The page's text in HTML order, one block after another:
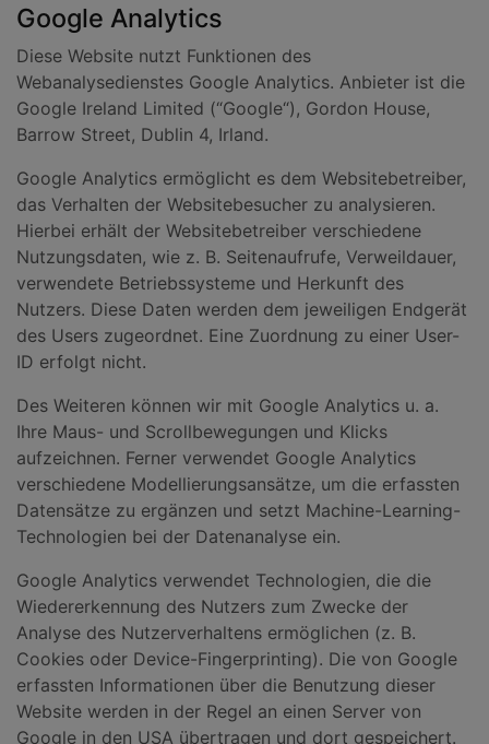
Google Analytics
Diese Website nutzt Funktionen des
Webanalysedienstes Google Analytics. Anbieter ist die
Google Ireland Limited (“Google“), Gordon House,
Barrow Street, Dublin 4, Irland.
Google Analytics ermöglicht es dem Websitebetreiber,
das Verhalten der Websitebesucher zu analysieren.
Hierbei erhält der Websitebetreiber verschiedene
Nutzungsdaten, wie z. B. Seitenaufrufe, Verweildauer,
verwendete Betriebssysteme und Herkunft des
Nutzers. Diese Daten werden dem jeweiligen Endgerät
des Users zugeordnet. Eine Zuordnung zu einer User-
ID erfolgt nicht.
Des Weiteren können wir mit Google Analytics u. a.
Ihre Maus- und Scrollbewegungen und Klicks
aufzeichnen. Ferner verwendet Google Analytics
verschiedene Modellierungsansätze, um die erfassten
Datensätze zu ergänzen und setzt Machine-Learning-
Technologien bei der Datenanalyse ein.
Google Analytics verwendet Technologien, die die
Wiedererkennung des Nutzers zum Zwecke der
Analyse des Nutzerverhaltens ermöglichen (z. B.
Cookies oder Device-Fingerprinting). Die von Google
erfassten Informationen über die Benutzung dieser
Website werden in der Regel an einen Server von
Google in den USA übertragen und dort gespeichert.